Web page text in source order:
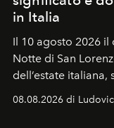
in Italia
Il 10 agosto 2026
Notte di San
dell’estate italiana,
Sarà il momento
celeste per
08.08.2026 di